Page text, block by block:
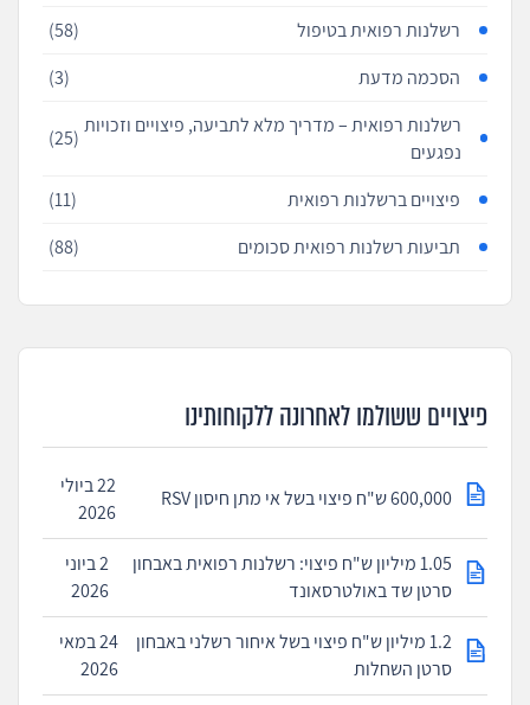
רשלנות רפואית בטיפול
(58)
הסכמה מדעת
(3)
רשלנות רפואית – מדריך מלא לתביעה, פיצויים וזכויות
נפגעים
(25)
פיצויים ברשלנות רפואית
(11)
תביעות רשלנות רפואית סכומים
(88)
פיצויים ששולמו לאחרונה ללקוחותינו
600,000 ש"ח פיצוי בשל אי מתן חיסון RSV
22 ביולי
2026
1.05 מיליון ש"ח פיצוי: רשלנות רפואית באבחון
סרטן שד באולטרסאונד
2 ביוני
2026
1.2 מיליון ש"ח פיצוי בשל איחור רשלני באבחון
סרטן השחלות
24 במאי
2026